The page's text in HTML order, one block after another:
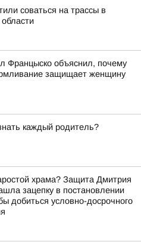
соваться на трассы в
Францыско объяснил, почему
защищает женщину
каждый родитель?
храма? Защита Дмитрия
зацепку в постановлении
добиться условно-досрочного